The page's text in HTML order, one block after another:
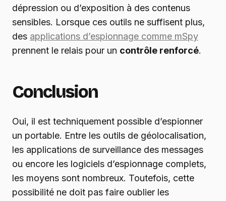
dépression ou d’exposition à des contenus
sensibles. Lorsque ces outils ne suffisent plus,
des applications d’espionnage comme mSpy
prennent le relais pour un contrôle renforcé.
Conclusion
Oui, il est techniquement possible d’espionner
un portable. Entre les outils de géolocalisation,
les applications de surveillance des messages
ou encore les logiciels d’espionnage complets,
les moyens sont nombreux. Toutefois, cette
possibilité ne doit pas faire oublier les